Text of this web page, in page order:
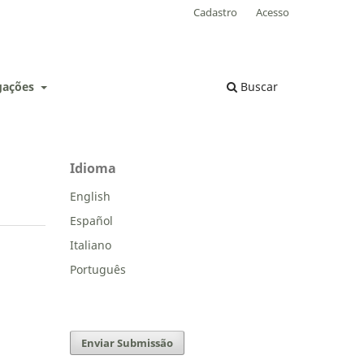
Buscar
Cadastro Acesso
Idioma
English
Español
Italiano
Português
Enviar Submissão